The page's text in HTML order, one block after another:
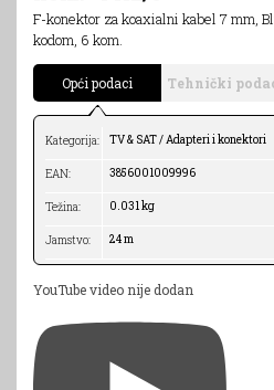
F-konektor za koaxialni kabel 7 mm,
kodom, 6 kom.
Opći podaci Tehnički
Kategorija: TV & SAT / Adapteri i konektori
EAN: 3856001009996
Težina: 0.031 kg
Jamstvo: 24 m
YouTube video nije dodan